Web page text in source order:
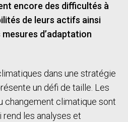
encore des difficultés à
de leurs actifs ainsi
d’adaptation
dans une stratégie
un défi de taille. Les
changement climatique sont
les analyses et